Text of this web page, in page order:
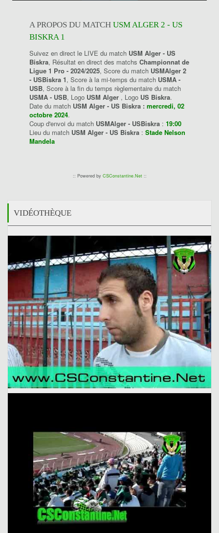
A PROPOS DU MATCH USM ALGER 2 - US
BISKRA 1
Suivez en direct le LIVE du match USM Alger - US
Biskra, Résultat en direct des matchs Championnat de
Ligue 1 Pro - 2024/2025, Score du match USMAlger 2
- USBiskra 1, Score à la mi-temps du match USMA -
USB, Score à la fin du temps règlementaire du match
USMA - USB, Logo USM Alger , Logo US Biskra.
Date du match USM Alger - US Biskra : mercredi, 02
octobre 2024.
Coup d'envoi du match USMAlger - USBiskra : 19:00
Lieu du match USM Alger - US Biskra : Stade Nelson
Mandela
:: Powered by CSConstantine.Net::
VIDÉOTHÈQUE